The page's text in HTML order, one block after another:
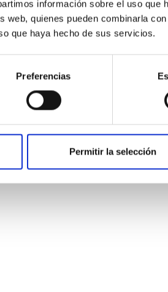
información sobre el uso que
web, quienes pueden combinarla
que haya hecho de sus servicios.
Preferencias
Permitir la selección
GTCAO.PS-2026-057
de duración indefinida (Artículo
libre y que tendrá, entre otras,